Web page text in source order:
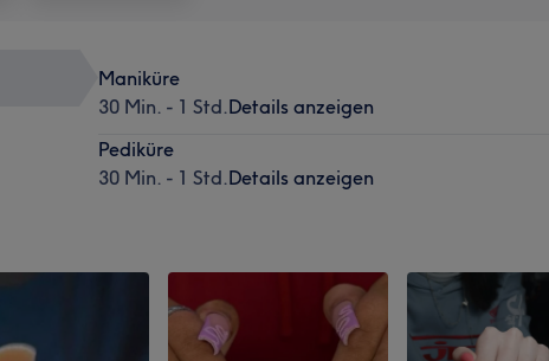
Maniküre
30 Min. - 1 Std.Details anzeigen
Pediküre
30 Min. - 1 Std.Details anzeigen